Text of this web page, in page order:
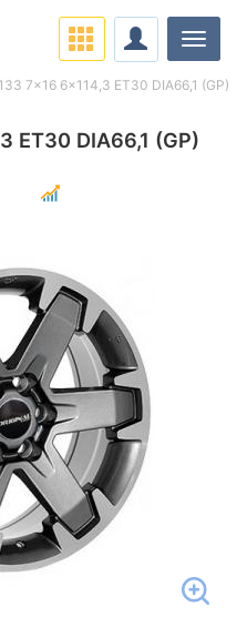
ET30 DIA66,1 (GP)
7x16 6x114,3 ET30 DIA66,1 (GP)